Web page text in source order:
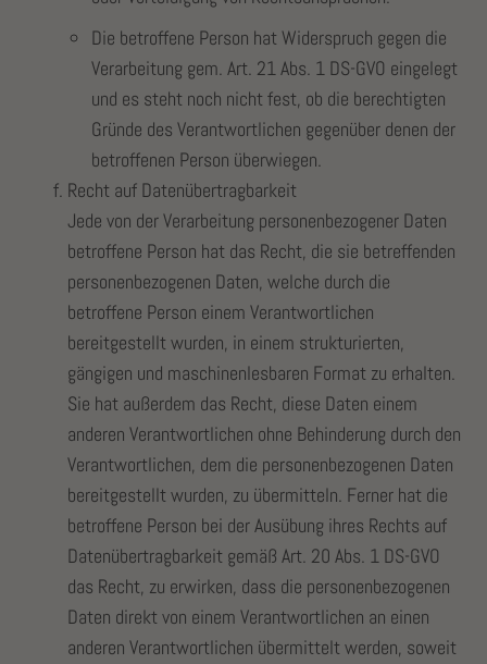
Die betroffene Person hat Widerspruch gegen die
Verarbeitung gem. Art. 21 Abs. 1 DS-GVO eingelegt
und es steht noch nicht fest, ob die berechtigten
Gründe des Verantwortlichen gegenüber denen der
betroffenen Person überwiegen.
Recht auf Datenübertragbarkeit
Jede von der Verarbeitung personenbezogener Daten
betroffene Person hat das Recht, die sie betreffenden
personenbezogenen Daten, welche durch die
betroffene Person einem Verantwortlichen
bereitgestellt wurden, in einem strukturierten,
gängigen und maschinenlesbaren Format zu erhalten.
Sie hat außerdem das Recht, diese Daten einem
anderen Verantwortlichen ohne Behinderung durch den
Verantwortlichen, dem die personenbezogenen Daten
bereitgestellt wurden, zu übermitteln. Ferner hat die
betroffene Person bei der Ausübung ihres Rechts auf
Datenübertragbarkeit gemäß Art. 20 Abs. 1 DS-GVO
das Recht, zu erwirken, dass die personenbezogenen
Daten direkt von einem Verantwortlichen an einen
anderen Verantwortlichen übermittelt werden, soweit